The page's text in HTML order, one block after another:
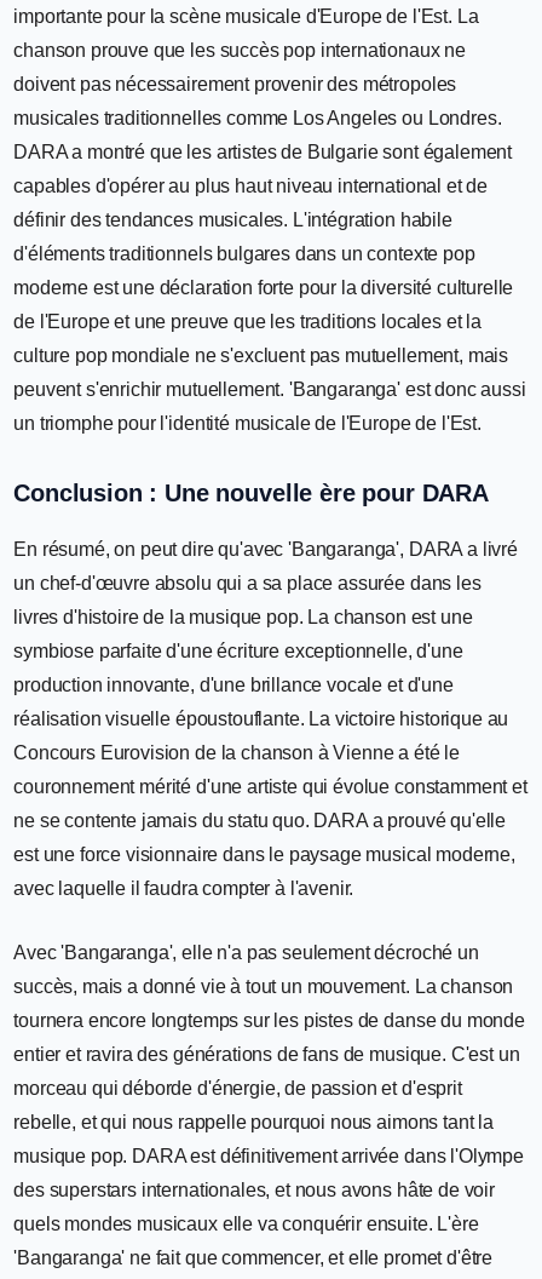
importante pour la scène musicale d'Europe de l'Est. La
chanson prouve que les succès pop internationaux ne
doivent pas nécessairement provenir des métropoles
musicales traditionnelles comme Los Angeles ou Londres.
DARA a montré que les artistes de Bulgarie sont également
capables d'opérer au plus haut niveau international et de
définir des tendances musicales. L'intégration habile
d'éléments traditionnels bulgares dans un contexte pop
moderne est une déclaration forte pour la diversité culturelle
de l'Europe et une preuve que les traditions locales et la
culture pop mondiale ne s'excluent pas mutuellement, mais
peuvent s'enrichir mutuellement. 'Bangaranga' est donc aussi
un triomphe pour l'identité musicale de l'Europe de l'Est.
Conclusion : Une nouvelle ère pour DARA
En résumé, on peut dire qu'avec 'Bangaranga', DARA a livré
un chef-d'œuvre absolu qui a sa place assurée dans les
livres d'histoire de la musique pop. La chanson est une
symbiose parfaite d'une écriture exceptionnelle, d'une
production innovante, d'une brillance vocale et d'une
réalisation visuelle époustouflante. La victoire historique au
Concours Eurovision de la chanson à Vienne a été le
couronnement mérité d'une artiste qui évolue constamment et
ne se contente jamais du statu quo. DARA a prouvé qu'elle
est une force visionnaire dans le paysage musical moderne,
avec laquelle il faudra compter à l'avenir.
Avec 'Bangaranga', elle n'a pas seulement décroché un
succès, mais a donné vie à tout un mouvement. La chanson
tournera encore longtemps sur les pistes de danse du monde
entier et ravira des générations de fans de musique. C'est un
morceau qui déborde d'énergie, de passion et d'esprit
rebelle, et qui nous rappelle pourquoi nous aimons tant la
musique pop. DARA est définitivement arrivée dans l'Olympe
des superstars internationales, et nous avons hâte de voir
quels mondes musicaux elle va conquérir ensuite. L'ère
'Bangaranga' ne fait que commencer, et elle promet d'être